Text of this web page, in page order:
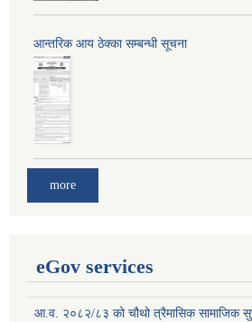
आन्तरिक आय ठेक्का सम्बन्धी सूचना
more
eGov services
आ.व. २०८२/८३ को चौथो त्रैमासिक सामाजिक